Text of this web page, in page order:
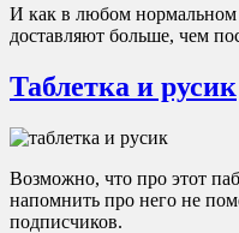
И как в любом нормальном
доставляют больше, чем
Таблетка и русик
Возможно, что про этот
напомнить про него не
подписчиков.